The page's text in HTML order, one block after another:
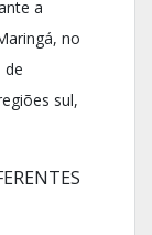
a
no
de
sul,